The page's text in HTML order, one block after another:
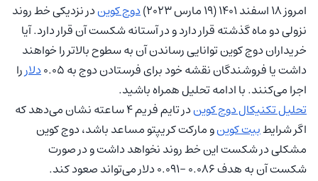
امروز 18 اسفند 1401 (19 مارس 2023) دوج کویندر نزدیکی خط روند
نزولی دو ماه گذشته قرار دارد و در آستانه شکست آن قرار دارد. آیا
خریداران دوج کوین توانایی رساندن آن به سطوح بالاتر را خواهند
داشت یا فروشندگان نقشه خود برای فرستادن دوج به 0.05
دلاررا
اجرا می‌کنند. با ادامه تحلیل همراه باشید.
تحلیل تکنیکال دوج کوین
در تایم فریم 4 ساعته نشان می‌دهد که
اگر شرایطبیت کوینو مارکت کریپتو مساعد باشد، دوج کوین
مشکلی در شکست این خط روند نخواهد داشت و در صورت
شکست آن به هدف 0.086 -0.091 دلار می‌تواند صعود کند.